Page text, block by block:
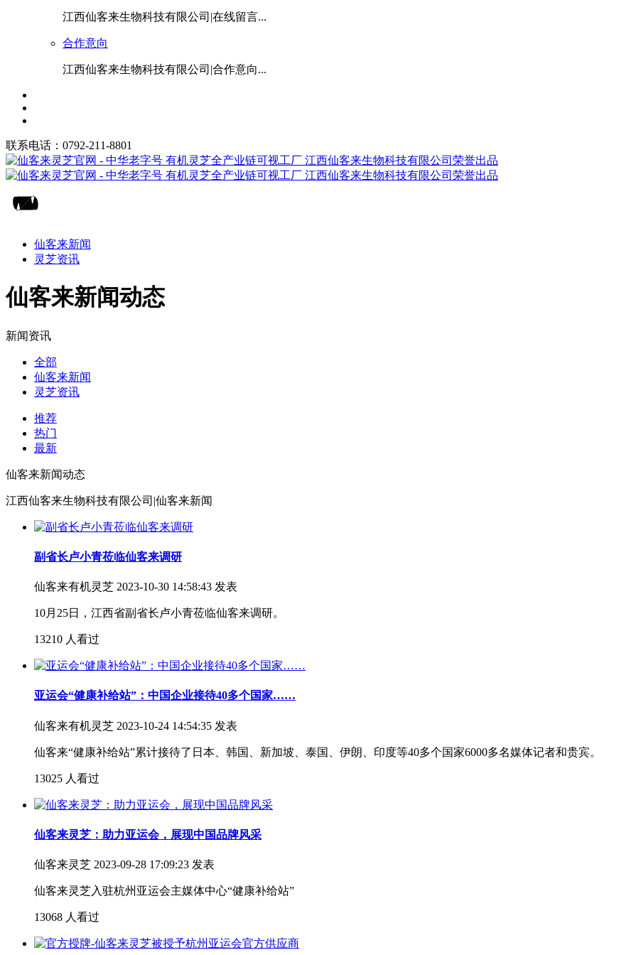
江西仙客来生物科技有限公司|在线留言...
合作意向
江西仙客来生物科技有限公司|合作意向...
联系电话：0792-211-8801
仙客来新闻
灵芝资讯
仙客来新闻动态
新闻资讯
全部
仙客来新闻
灵芝资讯
推荐
热门
最新
仙客来新闻动态
江西仙客来生物科技有限公司|仙客来新闻
副省长卢小青莅临仙客来调研
仙客来有机灵芝 2023-10-30 14:58:43 发表
10月25日，江西省副省长卢小青莅临仙客来调研。
13210 人看过
亚运会“健康补给站”：中国企业接待40多个国家……
仙客来有机灵芝 2023-10-24 14:54:35 发表
仙客来“健康补给站”累计接待了日本、韩国、新加坡、泰国、伊朗、印度等40多个国家6000多名媒体记者和贵宾。
13025 人看过
仙客来灵芝：助力亚运会，展现中国品牌风采
仙客来灵芝 2023-09-28 17:09:23 发表
仙客来灵芝入驻杭州亚运会主媒体中心“健康补给站”
13068 人看过